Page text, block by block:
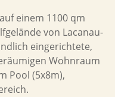
einem 1100 qm
von Lacanau-
eingerichtete,
Wohnraum
Pool (5x8m),